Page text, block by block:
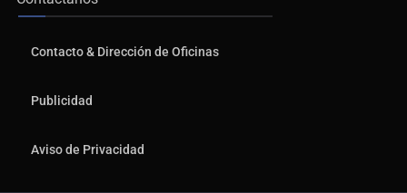
Contacto & Dirección de Oficinas
Publicidad
Aviso de Privacidad